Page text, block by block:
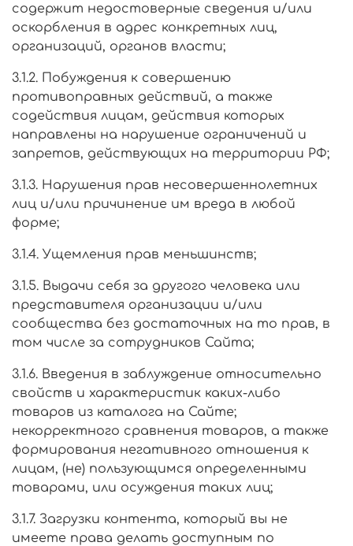
содержит недостоверные сведения и/или
оскорбления в адрес конкретных лиц,
организаций, органов власти;
3.1.2. Побуждения к совершению
противоправных действий, а также
содействия лицам, действия которых
направлены на нарушение ограничений и
запретов, действующих на территории РФ;
3.1.3. Нарушения прав несовершеннолетних
лиц и/или причинение им вреда в любой
форме;
3.1.4. Ущемления прав меньшинств;
3.1.5. Выдачи себя за другого человека или
представителя организации и/или
сообщества без достаточных на то прав, в
том числе за сотрудников Сайта;
3.1.6. Введения в заблуждение относительно
свойств и характеристик каких-либо
товаров из каталога на Сайте;
некорректного сравнения товаров, а также
формирования негативного отношения к
лицам, (не) пользующимся определенными
товарами, или осуждения таких лиц;
3.1.7. Загрузки контента, который вы не
имеете права делать доступным по